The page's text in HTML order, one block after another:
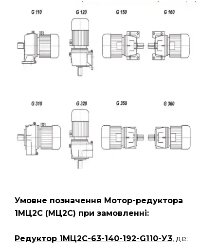
Умовне позначення Мотор-редуктора
1МЦ2С (МЦ2С) при замовленні:
Редуктор 1МЦ2С-63-140-192-G110-У3, де: